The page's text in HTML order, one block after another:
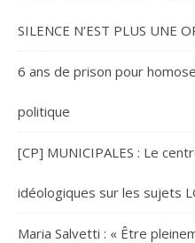
SILENCE N’EST PLUS UNE
6 ans de prison pour
politique
[CP] MUNICIPALES : Le
idéologiques sur les sujets
Maria Salvetti : « Être